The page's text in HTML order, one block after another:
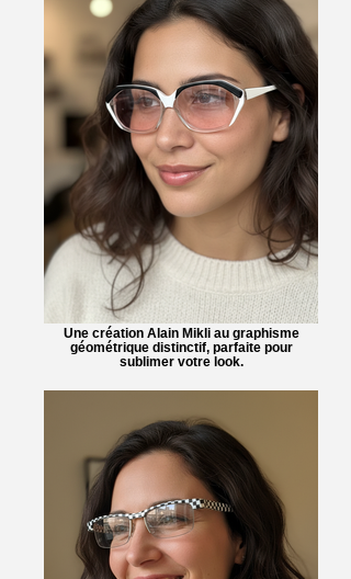
Une création Alain Mikli au graphisme
géométrique distinctif, parfaite pour
sublimer votre look.